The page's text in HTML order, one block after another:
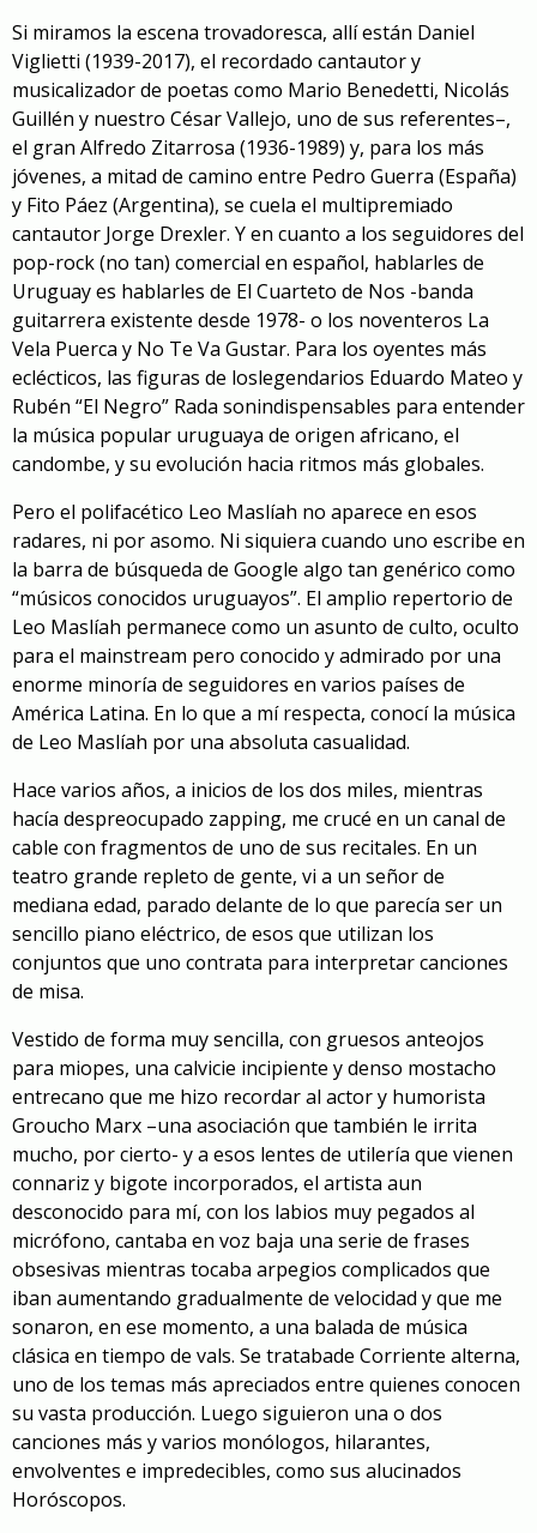
Si miramos la escena trovadoresca, allí están Daniel
Viglietti (1939-2017), el recordado cantautor y
musicalizador de poetas como Mario Benedetti, Nicolás
Guillén y nuestro César Vallejo, uno de sus referentes–,
el gran Alfredo Zitarrosa (1936-1989) y, para los más
jóvenes, a mitad de camino entre Pedro Guerra (España)
y Fito Páez (Argentina), se cuela el multipremiado
cantautor Jorge Drexler. Y en cuanto a los seguidores del
pop-rock (no tan) comercial en español, hablarles de
Uruguay es hablarles de El Cuarteto de Nos -banda
guitarrera existente desde 1978- o los noventeros La
Vela Puerca y No Te Va Gustar. Para los oyentes más
eclécticos, las figuras de loslegendarios Eduardo Mateo y
Rubén “El Negro” Rada sonindispensables para entender
la música popular uruguaya de origen africano, el
candombe, y su evolución hacia ritmos más globales.
Pero el polifacético Leo Maslíah no aparece en esos
radares, ni por asomo. Ni siquiera cuando uno escribe en
la barra de búsqueda de Google algo tan genérico como
“músicos conocidos uruguayos”. El amplio repertorio de
Leo Maslíah permanece como un asunto de culto, oculto
para el mainstream pero conocido y admirado por una
enorme minoría de seguidores en varios países de
América Latina. En lo que a mí respecta, conocí la música
de Leo Maslíah por una absoluta casualidad.
Hace varios años, a inicios de los dos miles, mientras
hacía despreocupado zapping, me crucé en un canal de
cable con fragmentos de uno de sus recitales. En un
teatro grande repleto de gente, vi a un señor de
mediana edad, parado delante de lo que parecía ser un
sencillo piano eléctrico, de esos que utilizan los
conjuntos que uno contrata para interpretar canciones
de misa.
Vestido de forma muy sencilla, con gruesos anteojos
para miopes, una calvicie incipiente ydenso mostacho
entrecano que me hizo recordar al actor y humorista
Groucho Marx –una asociación que también le irrita
mucho, por cierto- y a esos lentes de utilería que vienen
connariz y bigote incorporados, el artista aun
desconocido para mí, con los labios muy pegados al
micrófono, cantaba en voz baja una serie de frases
obsesivas mientras tocaba arpegios complicados que
iban aumentando gradualmente de velocidad yque me
sonaron, en ese momento, a una balada de música
clásica en tiempo de vals. Se tratabade Corriente alterna,
uno de los temas más apreciados entre quienes conocen
su vasta producción. Luego siguieron una o dos
canciones más y varios monólogos, hilarantes,
envolventes e impredecibles, como sus alucinados
Horóscopos.